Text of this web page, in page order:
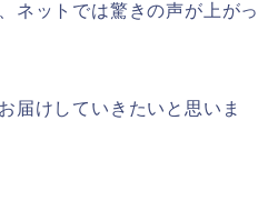
ネットでは驚きの声が上がっ
届けしていきたいと思いま